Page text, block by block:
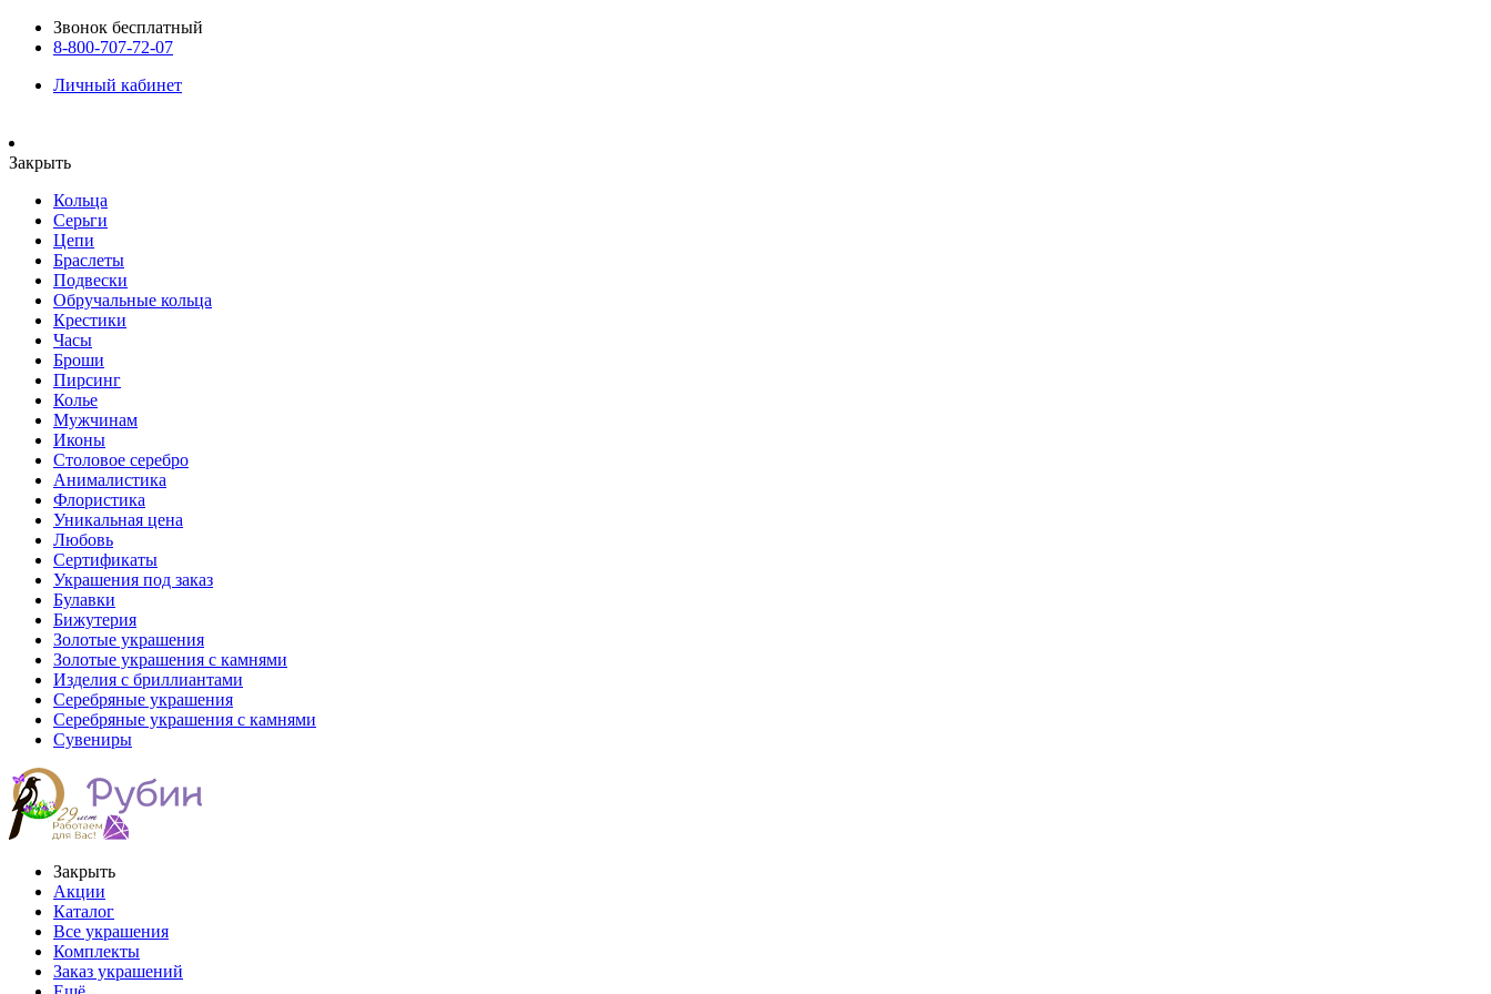
Звонок бесплатный
8-800-707-72-07
Личный кабинет
Закрыть
Кольца
Серьги
Цепи
Браслеты
Подвески
Обручальные кольца
Крестики
Часы
Броши
Пирсинг
Колье
Мужчинам
Иконы
Столовое серебро
Анималистика
Флористика
Уникальная цена
Любовь
Сертификаты
Украшения под заказ
Булавки
Бижутерия
Золотые украшения
Золотые украшения с камнями
Изделия с бриллиантами
Серебряные украшения
Серебряные украшения с камнями
Сувениры
Закрыть
Акции
Каталог
Все украшения
Комплекты
Заказ украшений